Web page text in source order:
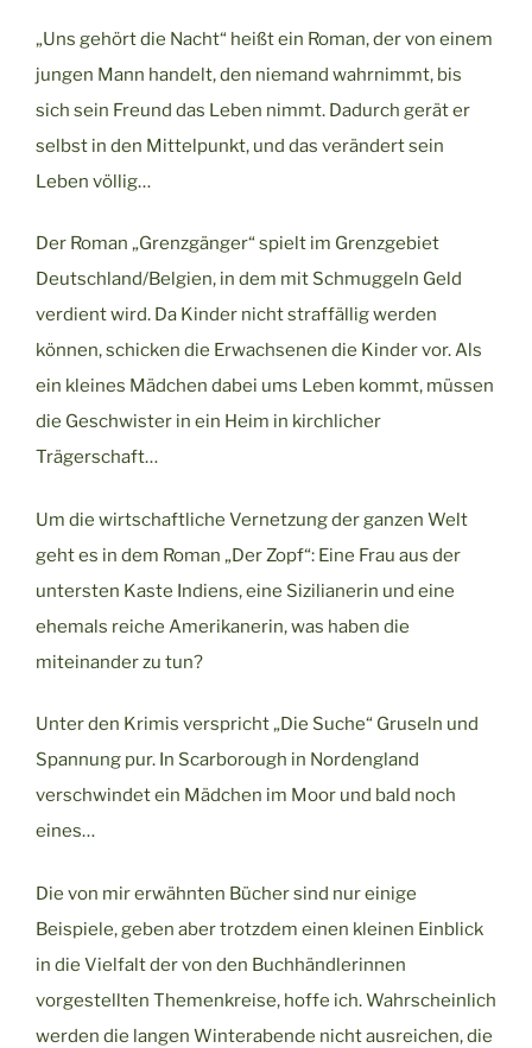
„Uns gehört die Nacht“ heißt ein Roman, der von einem
jungen Mann handelt, den niemand wahrnimmt, bis
sich sein Freund das Leben nimmt. Dadurch gerät er
selbst in den Mittelpunkt, und das verändert sein
Leben völlig…
Der Roman „Grenzgänger“ spielt im Grenzgebiet
Deutschland/Belgien, in dem mit Schmuggeln Geld
verdient wird. Da Kinder nicht straffällig werden
können, schicken die Erwachsenen die Kinder vor. Als
ein kleines Mädchen dabei ums Leben kommt, müssen
die Geschwister in ein Heim in kirchlicher
Trägerschaft…
Um die wirtschaftliche Vernetzung der ganzen Welt
geht es in dem Roman „Der Zopf“: Eine Frau aus der
untersten Kaste Indiens, eine Sizilianerin und eine
ehemals reiche Amerikanerin, was haben die
miteinander zu tun?
Unter den Krimis verspricht „Die Suche“ Gruseln und
Spannung pur. In Scarborough in Nordengland
verschwindet ein Mädchen im Moor und bald noch
eines…
Die von mir erwähnten Bücher sind nur einige
Beispiele, geben aber trotzdem einen kleinen Einblick
in die Vielfalt der von den Buchhändlerinnen
vorgestellten Themenkreise, hoffe ich. Wahrscheinlich
werden die langen Winterabende nicht ausreichen, die